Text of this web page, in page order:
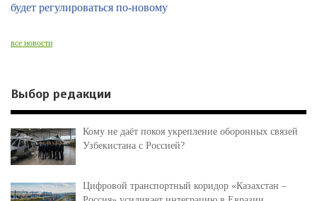
будет регулироваться по-новому
все новости
Выбор редакции
Кому не даёт покоя укрепление оборонных связей
Узбекистана с Россией?
Цифровой транспортный коридор «Казахстан –